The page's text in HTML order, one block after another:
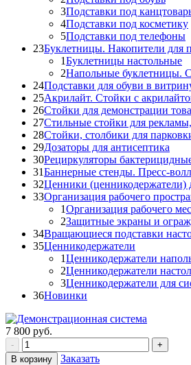
3Подставки под
4Подставки под косметику
5Подставки под телефоны
23Буклетницы. Накопители для
1Буклетницы настольные
2Напольные буклетницы.
24Подставки для обуви в
25Акрилайт. Стойки с
26Стойки для демонстрации
27Стильные стойки для
28Стойки, столбики для
29Дозаторы для антисептика
30Рециркуляторы
31Баннерные стенды. Пресс-
32Ценники (ценникодержатели)
33Организация рабочего
1Организация рабочего
2Защитные экраны и
34Вращающиеся подставки
35Ценникодержатели
1Ценникодержатели
2Ценникодержатели
3Ценникодержатели для
36Новинки
7 800 руб.
-
+
В корзину
Заказать